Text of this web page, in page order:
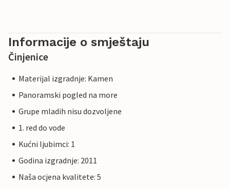
Informacije o smještaju
Činjenice
Materijal izgradnje: Kamen
Panoramski pogled na more
Grupe mladih nisu dozvoljene
1. red do vode
Kućni ljubimci: 1
Godina izgradnje: 2011
Naša ocjena kvalitete: 5